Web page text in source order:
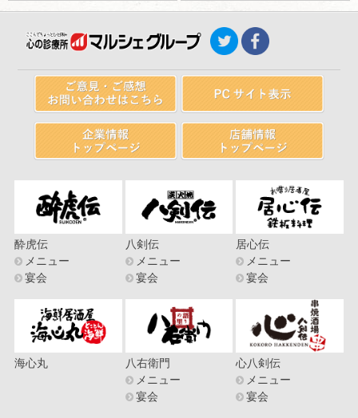
酔虎伝
メニュー
宴会
八剣伝
メニュー
宴会
居心伝
メニュー
宴会
海心丸
八右衛門
メニュー
宴会
心八剣伝
メニュー
宴会